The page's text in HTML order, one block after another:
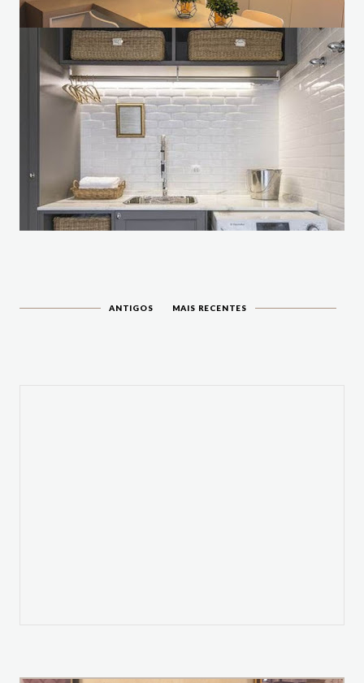
ANTIGOS MAIS RECENTES